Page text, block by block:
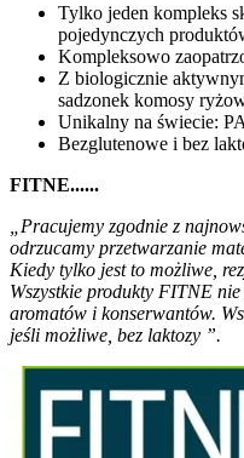
Tylko jeden kompleks
pojedynczych
Kompleksowo
Z biologicznie
sadzonek komosy
Unikalny na świecie:
Bezglutenowe i bez
FITNE......
„Pracujemy zgodnie z
odrzucamy przetwarzanie
Kiedy tylko jest to możliwe,
Wszystkie produkty FITNE
aromatów i konserwantów.
jeśli możliwe, bez laktozy ”.